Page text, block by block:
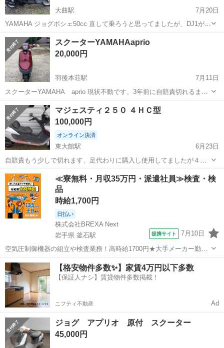
大曲駅
7月20日
YAMAHA ジョグポシェ50cc 直して乗ろうと思ってましたが、DJ1が
手に入ったので手放す事にしました。 ブラックで塗装する予定でリア
カウルだけブラックで塗装してます。 エンジンはかかりますが、高回
転でエンストします...
秋田 大仙市 大曲駅
スクーターYAMAHAaprio
20,000円
羽後本荘駅
7月11日
スクーターYAMAHA aprio 現状不動です。3年前に自賠責切れるまで
は走行してます。ナンバーは外してます。不動のため詳細については
お答えできませんが、ご質問あればわかる範囲で回答します。そのた
め、購入後のいかなる状態...
秋田 由利本荘市
マジェスティ２５０ ４ＨＣ型
100,000円
オンライン決済
東大館駅
6月23日
自賠責もう少しで切れます、足代わりに購入し使用してましたが４輪
を買い足したので必要な方おりましたらお譲りします。 バッテリー新
品 タイヤ前後昨年交換 フロントブレーキ一昨年交換 キャブレター洗
浄は今年に入ってから ヘッド...
秋田 大館市 東大館駅 ヤマハ
≪寮無料・月収35万円・派遣社員≫検査・検
品
時給1,700円
日払い
株式会社BREXA Next
岩手県 釜石駅
提携サイト 7月10日
空気圧制御機器の組立や検査業務！高時給1700円★大手メーカー勤
務！嬉しい寮費無料！ワンルーム寮完備★マイカー通勤OK＆工場敷地
内に無料駐車場あり★！《岩手県釜石市》 人気の工場のお仕事 ◇空気
圧制御機器（シリンダ、バルブ...
岩手 釜石市 釜石駅 その他
【格安物件多数✨】家賃4万円以下多数
【保証人ナシ】賃貸物件多数掲載！
ニフティ不動産 Ad
ジョグ アプリオ 原付 スクーター
45,000円